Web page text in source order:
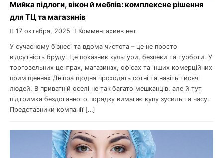
Мийка підлоги, вікон й меблів: комплексне рішення
для ТЦ та магазинів
17 октября, 2025 Комментариев нет
У сучасному бізнесі та вдома чистота – це не просто
відсутність бруду. Це показник культури, безпеки та турботи. У
торговельних центрах, магазинах, офісах та інших комерційних
приміщеннях Дніпра щодня проходять сотні та навіть тисячі
людей. В приватній оселі не так багато мешканців, але й тут
підтримка бездоганного порядку вимагає купу зусиль та часу.
Представники компанії […]